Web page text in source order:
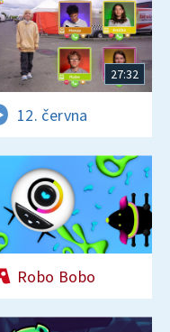
27:32
12. června
Robo Bobo